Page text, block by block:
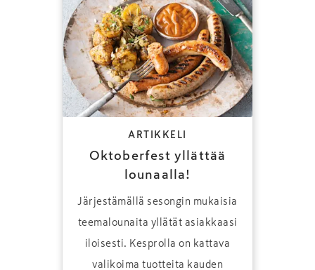
ARTIKKELI
Oktoberfest yllättää
lounaalla!
Järjestämällä sesongin mukaisia
teemalounaita yllätät asiakkaasi
iloisesti. Kesprolla on kattava
valikoima tuotteita kauden